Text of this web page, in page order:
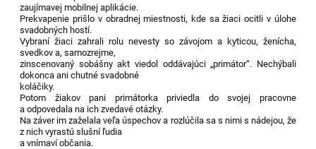
zaujímavej mobilnej aplikácie.
Prekvapenie prišlo v obradnej miestnosti, kde sa žiaci ocitli v úlohe
svadobných hostí.
Vybraní žiaci zahrali rolu nevesty so závojom a kyticou, ženícha,
svedkov a, samozrejme,
zinscenovaný sobášny akt viedol oddávajúci „primátor“. Nechýbali
dokonca ani chutné svadobné
koláčiky.
Potom žiakov pani primátorka priviedla do svojej pracovne
a odpovedala na ich zvedavé otázky.
Na záver im zaželala veľa úspechov a rozlúčila sa s nimi s nádejou, že
z nich vyrastú slušní ľudia
a vnímaví občania.